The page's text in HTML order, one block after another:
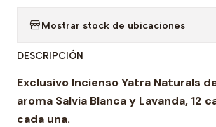
Mostrar stock de ubicaciones
DESCRIPCIÓN
Exclusivo Incienso Yatra Naturals
aroma Salvia Blanca y Lavanda, 12
cada una.